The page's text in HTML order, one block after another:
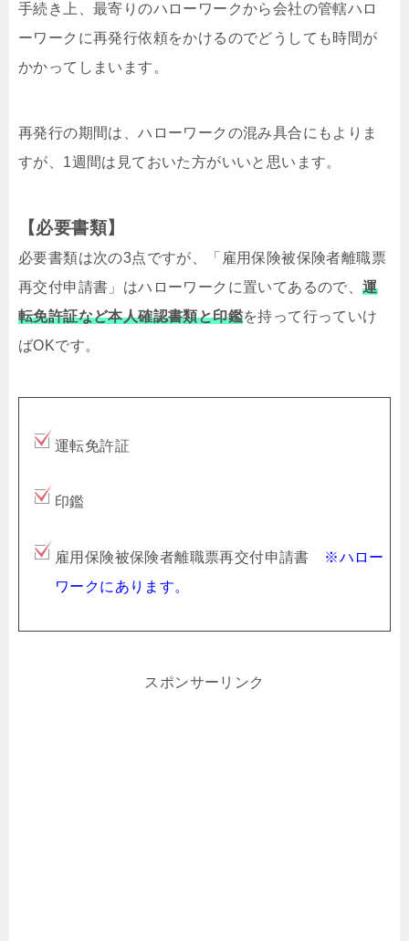
手続き上、最寄りのハローワークから会社の管轄ハロ
ーワークに再発行依頼をかけるのでどうしても時間が
かかってしまいます。
再発行の期間は、ハローワークの混み具合にもよりま
すが、1週間は見ておいた方がいいと思います。
【必要書類】
必要書類は次の3点ですが、「雇用保険被保険者離職票
再交付申請書」はハローワークに置いてあるので、運
転免許証など本人確認書類と印鑑を持って行っていけ
ばOKです。
運転免許証
印鑑
雇用保険被保険者離職票再交付申請書
※ハロー
ワークにあります。
スポンサーリンク